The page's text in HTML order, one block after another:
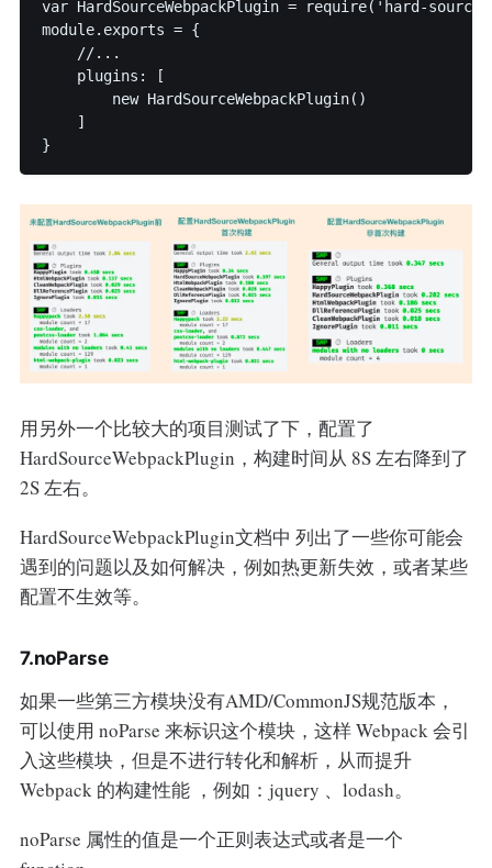
var HardSourceWebpackPlugin = require('hard-
module.exports = {
//...
plugins: [
new HardSourceWebpackPlugin()
]
}
用另外一个比较大的项目测试了下，配置了
HardSourceWebpackPlugin，构建时间从 8S 左右降到了
2S 左右。
HardSourceWebpackPlugin文档中 列出了一些你可能会
遇到的问题以及如何解决，例如热更新失效，或者某些
配置不生效等。
7.noParse
如果一些第三方模块没有AMD/CommonJS规范版本，
可以使用 noParse 来标识这个模块，这样 Webpack 会引
入这些模块，但是不进行转化和解析，从而提升
Webpack 的构建性能 ，例如：jquery 、lodash。
noParse 属性的值是一个正则表达式或者是一个